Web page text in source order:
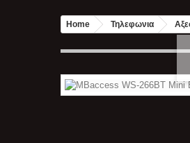
Home Τηλεφωνια